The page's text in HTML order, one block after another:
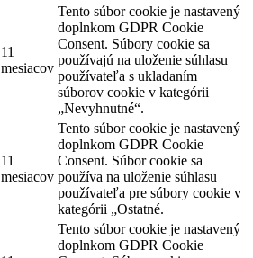
11
mesiacov
Tento súbor cookie je nastavený
doplnkom GDPR Cookie
Consent. Súbory cookie sa
používajú na uloženie súhlasu
používateľa s ukladaním
súborov cookie v kategórii
„Nevyhnutné“.
11
mesiacov
Tento súbor cookie je nastavený
doplnkom GDPR Cookie
Consent. Súbor cookie sa
používa na uloženie súhlasu
používateľa pre súbory cookie v
kategórii „Ostatné.
Tento súbor cookie je nastavený
doplnkom GDPR Cookie